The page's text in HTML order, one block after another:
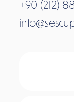
+90 (212)